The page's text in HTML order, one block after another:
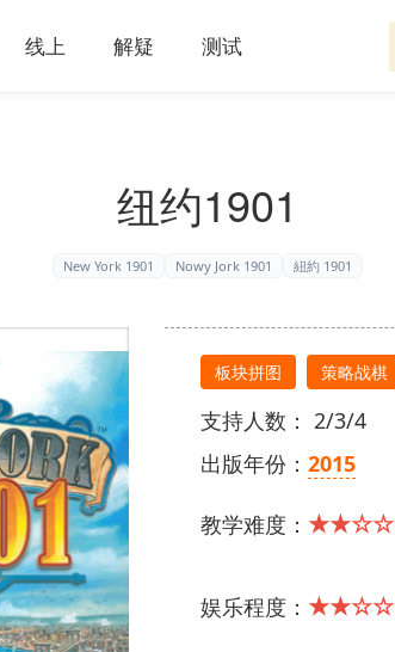
线上 解疑 测试
纽约1901
New York 1901 Nowy Jork 1901 紐約 1901
板块拼图 策略战棋
支持人数： 2/3/4
出版年份： 2015
教学难度：
娱乐程度：